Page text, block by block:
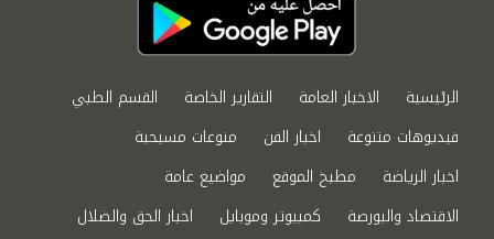
الرئيسية الاخبار العامة التقارير الخاصة
القسم الطبي
فيديوهات متنوعة
اخبار الفن
منوعات مسيحية
اخبار الرياضة
مطبخ الموقع
مواضيع عامة
الاقتصاد والبورصة
كمبيوتر وموبايل
اخبار الحق والضلال